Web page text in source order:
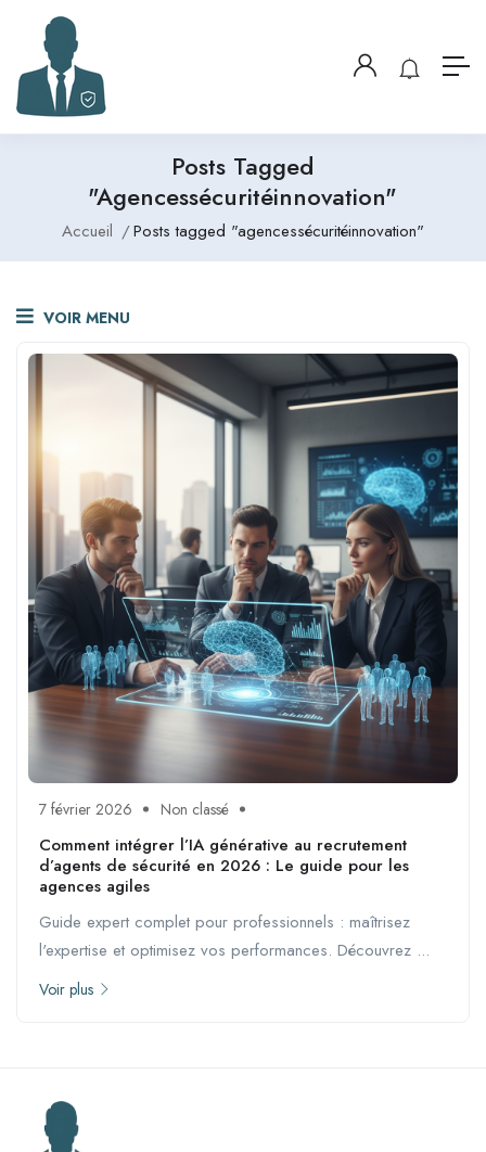
Posts Tagged
"agencessécuritéinnovation"
Accueil Posts tagged "agencessécuritéinnovation"
VOIR MENU
7 février 2026 Non classé
Comment intégrer l’IA générative au recrutement
d’agents de sécurité en 2026 : Le guide pour les
agences agiles
Guide expert complet pour professionnels : maîtrisez
l'expertise et optimisez vos performances. Découvrez ...
Voir plus